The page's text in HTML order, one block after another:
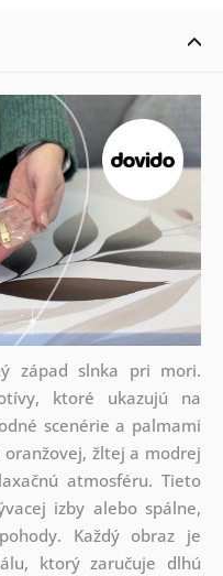
západ slnka pri mori.
ktoré ukazujú na
scenérie a palmami
žltej a modrej
atmosféru. Tieto
izby alebo spálne,
Každý obraz je
ktorý zaručuje dlhú